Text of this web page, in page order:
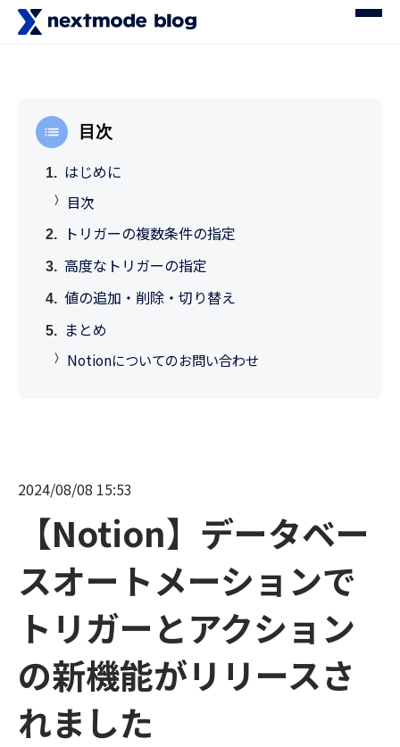
目次
はじめに
目次
トリガーの複数条件の指定
高度なトリガーの指定
値の追加・削除・切り替え
まとめ
Notionについてのお問い合わせ
2024/08/08 15:53
【Notion】データベー
スオートメーションで
トリガーとアクション
の新機能がリリースさ
れました